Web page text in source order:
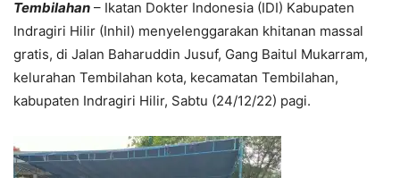
Tembilahan – Ikatan Dokter Indonesia (IDI) Kabupaten
Indragiri Hilir (Inhil) menyelenggarakan khitanan massal
gratis, di Jalan Baharuddin Jusuf, Gang Baitul Mukarram,
kelurahan Tembilahan kota, kecamatan Tembilahan,
kabupaten Indragiri Hilir, Sabtu (24/12/22) pagi.